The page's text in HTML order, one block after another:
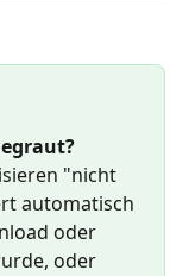
"nicht
automatisch
oder
oder